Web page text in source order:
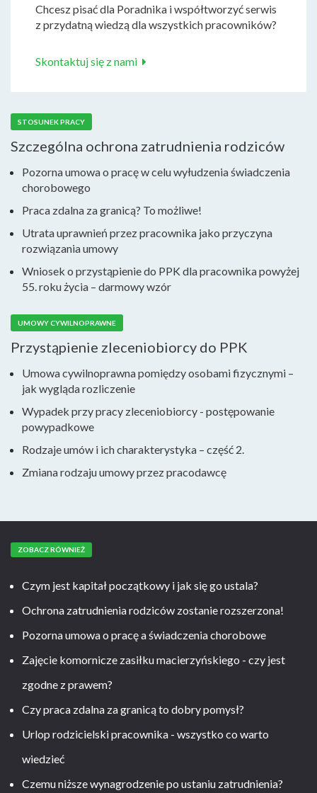
Chcesz pisać dla Poradnika i współtworzyć serwis
z przydatną wiedzą dla wszystkich pracowników?
Skontaktuj się z nami
STOSUNEK PRACY
Szczególna ochrona zatrudnienia rodziców
Pozorna umowa o pracę w celu wyłudzenia świadczenia
chorobowego
Praca zdalna za granicą? To możliwe!
Utrata uprawnień przez pracownika jako przyczyna
rozwiązania umowy
Wniosek o przystąpienie do PPK dla pracownika powyżej
55. roku życia – darmowy wzór
UMOWY CYWILNOPRAWNE
Przystąpienie zleceniobiorcy do PPK
Umowa cywilnoprawna pomiędzy osobami fizycznymi –
jak wygląda rozliczenie
Wypadek przy pracy zleceniobiorcy - postępowanie
powypadkowe
Rodzaje umów i ich charakterystyka – część 2.
Zmiana rodzaju umowy przez pracodawcę
ZOBACZ RÓWNIEŻ
Czym jest kapitał początkowy i jak się go ustala?
Ochrona zatrudnienia rodziców zostanie rozszerzona!
Pozorna umowa o pracę a świadczenia chorobowe
Zajęcie komornicze zasiłku macierzyńskiego - czy jest
zgodne z prawem?
Czy praca zdalna za granicą to dobry pomysł?
Urlop rodzicielski pracownika - wszystko co warto
wiedzieć
Czemu niższe wynagrodzenie po ustaniu zatrudnienia?